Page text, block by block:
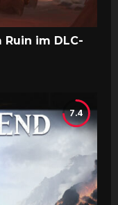
im DLC-
7.4